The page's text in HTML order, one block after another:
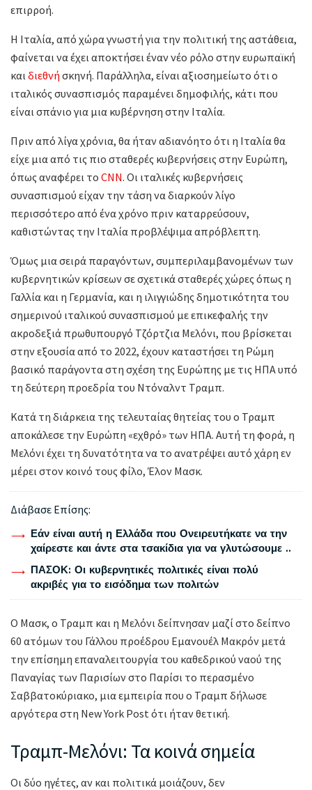
επιρροή.
Η Ιταλία, από χώρα γνωστή για την πολιτική της αστάθεια,
φαίνεται να έχει αποκτήσει έναν νέο ρόλο στην ευρωπαϊκή
καιδιεθνή σκηνή. Παράλληλα, είναι αξιοσημείωτο ότι ο
ιταλικός συνασπισμός παραμένει δημοφιλής, κάτι που
είναι σπάνιο για μια κυβέρνηση στην Ιταλία.
Πριν από λίγα χρόνια, θα ήταν αδιανόητο ότι η Ιταλία θα
είχε μια από τις πιο σταθερές κυβερνήσεις στην Ευρώπη,
όπως αναφέρει το CNN. Οι ιταλικές κυβερνήσεις
συνασπισμού είχαν την τάση να διαρκούν λίγο
περισσότερο από ένα χρόνο πριν καταρρεύσουν,
καθιστώντας την Ιταλία προβλέψιμα απρόβλεπτη.
Όμως μια σειρά παραγόντων, συμπεριλαμβανομένων των
κυβερνητικών κρίσεων σε σχετικά σταθερές χώρες όπως η
Γαλλία και η Γερμανία, και η ιλιγγιώδης δημοτικότητα του
σημερινού ιταλικού συνασπισμού με επικεφαλής την
ακροδεξιά πρωθυπουργό Τζόρτζια Μελόνι, που βρίσκεται
στην εξουσία από το 2022, έχουν καταστήσει τη Ρώμη
βασικό παράγοντα στη σχέση της Ευρώπης με τις ΗΠΑ υπό
τη δεύτερη προεδρία του Ντόναλντ Τραμπ.
Κατά τη διάρκεια της τελευταίας θητείας του ο Τραμπ
αποκάλεσε την Ευρώπη «εχθρό» των ΗΠΑ. Αυτή τη φορά, η
Μελόνι έχει τη δυνατότητα να το ανατρέψει αυτό χάρη εν
μέρει στον κοινό τους φίλο, Έλον Μασκ.
Διάβασε Επίσης:
Εάν είναι αυτή η Ελλάδα που Ονειρευτήκατε να την
χαίρεστε και άντε στα τσακίδια για να γλυτώσουμε ..
ΠΑΣΟΚ: Οι κυβερνητικές πολιτικές είναι πολύ
ακριβές για το εισόδημα των πολιτών
Ο Μασκ, ο Τραμπ και η Μελόνι δείπνησαν μαζί στο δείπνο
60 ατόμων του Γάλλου προέδρου Εμανουέλ Μακρόν μετά
την επίσημη επαναλειτουργία του καθεδρικού ναού της
Παναγίας των Παρισίων στο Παρίσι το περασμένο
Σαββατοκύριακο, μια εμπειρία που ο Τραμπ δήλωσε
αργότερα στη New York Post ότι ήταν θετική.
Τραμπ-Μελόνι: Τα κοινά σημεία
Οι δύο ηγέτες, αν και πολιτικά μοιάζουν, δεν